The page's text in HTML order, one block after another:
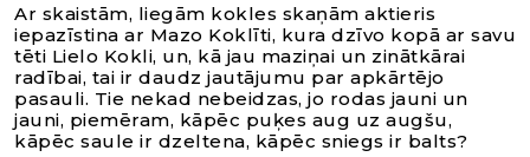
Ar skaistām, liegām kokles skaņām aktieris
iepazīstina ar Mazo Koklīti, kura dzīvo kopā ar savu
tēti Lielo Kokli, un, kā jau maziņai un zinātkārai
radībai, tai ir daudz jautājumu par apkārtējo
pasauli. Tie nekad nebeidzas, jo rodas jauni un
jauni, piemēram, kāpēc puķes aug uz augšu,
kāpēc saule ir dzeltena, kāpēc sniegs ir balts?